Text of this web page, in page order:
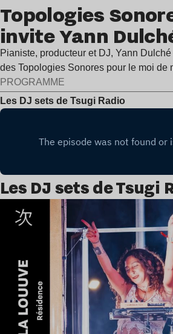
Topologies
invite Yann
Pianiste, producteur et DJ, Yann
des Topologies Sonores pour le moi de
PROGRAMME
Les DJ sets de Tsugi Radio
Les DJ sets de Tsugi